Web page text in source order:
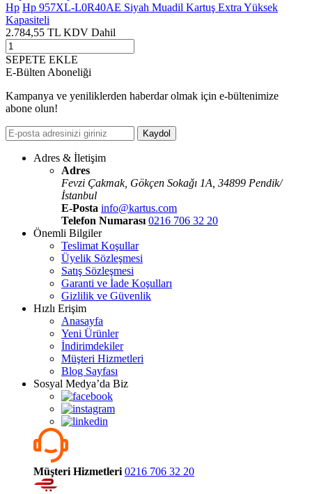
Hp Hp 957XL-L0R40AE Siyah Muadil Kartuş Extra Yüksek
Kapasiteli
2.784,55 TL KDV Dahil
SEPETE EKLE
E-Bülten Aboneliği
Kampanya ve yeniliklerden haberdar olmak için e-bültenimize
abone olun!
Kaydol
Adres & İletişim
Adres
Fevzi Çakmak, Gökçen Sokaǧı 1A, 34899 Pendik/
İstanbul
E-Posta info@kartus.com
Telefon Numarası 0216 706 32 20
Önemli Bilgiler
Teslimat Koşullar
Üyelik Sözleşmesi
Satış Sözleşmesi
Garanti ve İade Koşulları
Gizlilik ve Güvenlik
Hızlı Erişim
Anasayfa
Yeni Ürünler
İndirimdekiler
Müşteri Hizmetleri
Blog Sayfası
Sosyal Medya’da Biz
Müşteri Hizmetleri 0216 706 32 20